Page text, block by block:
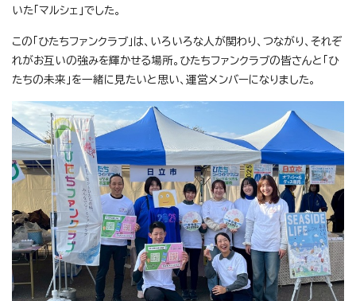
いた「マルシェ」でした。
この「ひたちファンクラブ」は、いろいろな人が関わり、つながり、それぞ
れがお互いの強みを輝かせる場所。ひたちファンクラブの皆さんと「ひ
たちの未来」を一緒に見たいと思い、運営メンバーになりました。